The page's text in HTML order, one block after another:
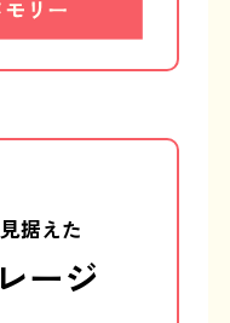
据えた
ージ